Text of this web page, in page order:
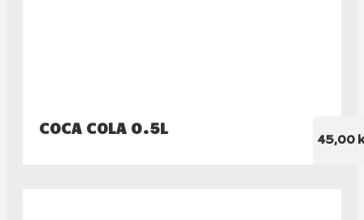
COCA COLA 0.5L
45,00